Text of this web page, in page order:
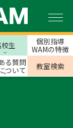
生
個別指導
WAMの特徴
る質問
ついて
教室検索